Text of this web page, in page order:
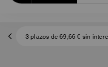
3 plazos de 69,66 € sin